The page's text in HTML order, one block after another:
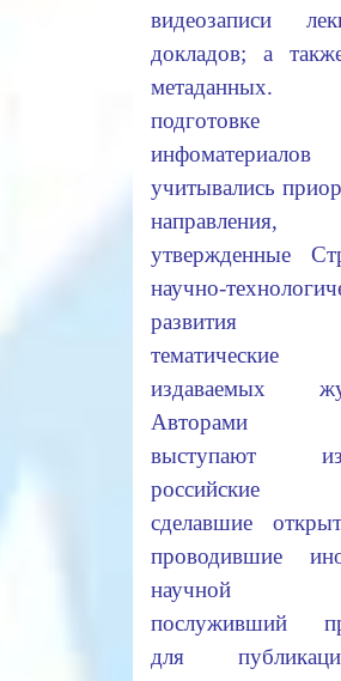
видеозаписи
докладов; а
подготовке
инфоматериалов
учитывались
направления,
утвержденные
научно-
развития
тематические
издаваемых
Авторами
выступают
российские
сделавшие
проводившие
научной
послуживший
для